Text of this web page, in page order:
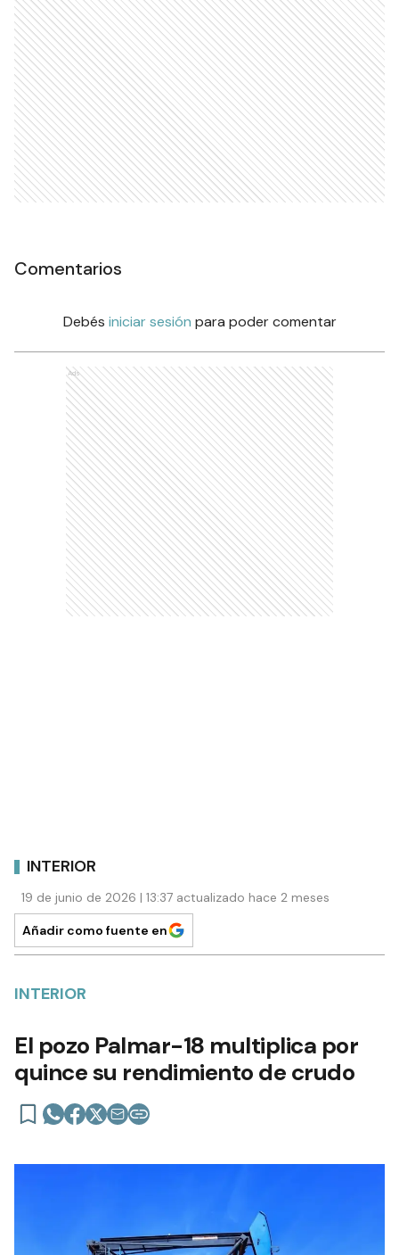
Comentarios
Debés iniciar sesión para poder comentar
Ads
INTERIOR
19 de junio de 2026 | 13:37 actualizado hace 2 meses
Añadir como fuente en
INTERIOR
El pozo Palmar-18 multiplica por
quince su rendimiento de crudo